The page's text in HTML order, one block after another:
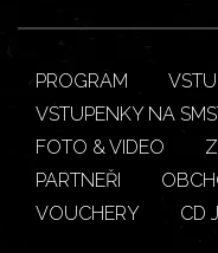
PROGRAM
VSTUPENKY NA
FOTO & VIDEO
PARTNEŘI
VOUCHERY
CD